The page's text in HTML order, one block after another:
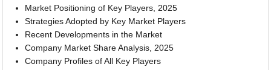
Market Positioning of Key Players, 2025
Strategies Adopted by Key Market Players
Recent Developments in the Market
Company Market Share Analysis, 2025
Company Profiles of All Key Players